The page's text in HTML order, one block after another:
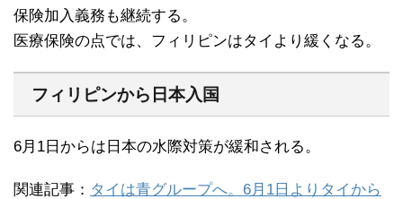
保険加入義務も継続する。
医療保険の点では、フィリピンはタイより緩くなる。
フィリピンから日本入国
6月1日からは日本の水際対策が緩和される。
関連記事： タイは青グループへ。6月1日よりタイから